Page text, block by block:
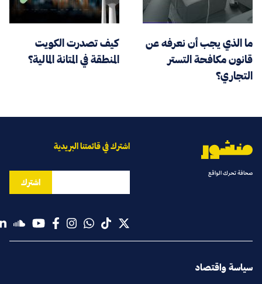
ما الذي يجب أن نعرفه عن
قانون مكافحة التستر
التجاري؟
كيف تصدرت الكويت
المنطقة في المتانة المالية؟
صحافة تحرك الواقع
سياسة واقتصاد
اشترك في قائمتنا البريدية
اشترك